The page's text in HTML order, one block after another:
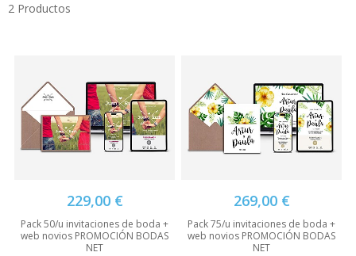
2 Productos
229,00 €
Pack 50/u invitaciones de boda +
web novios PROMOCIÓN BODAS
NET
269,00 €
Pack 75/u invitaciones de boda +
web novios PROMOCIÓN BODAS
NET